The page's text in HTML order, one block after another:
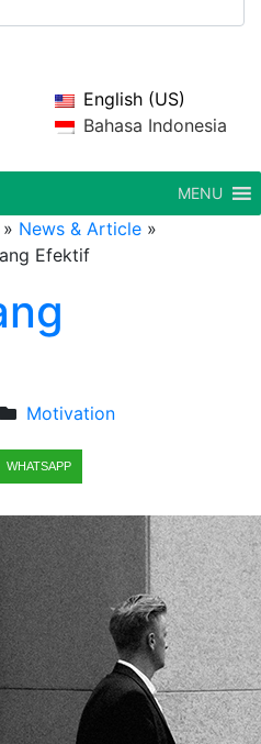
English (US)
Bahasa Indonesia
MENU
» News & Article »
Efektif
Motivation
WHATSAPP